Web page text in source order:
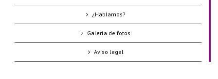
¿Hablamos?
Galería de fotos
Aviso legal